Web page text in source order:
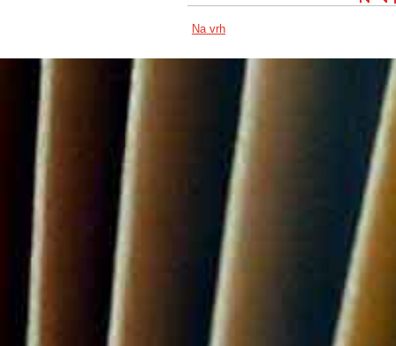
Na vrh